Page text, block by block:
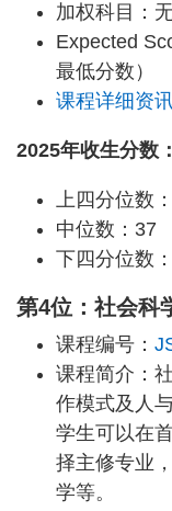
加权科目：
Expected
最低分数）
课程详细资
2025年收生分数：
上四分位数
中位数：37
下四分位数
第4位：社会科
课程编号：
课程简介：
作模式及人
学生可以在
择主修专业
学等。